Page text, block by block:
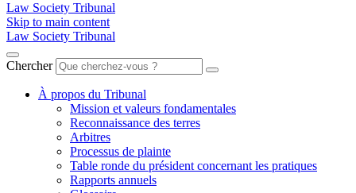
Law Society Tribunal
Skip to main content
Law Society Tribunal
Chercher
À propos du Tribunal
Mission et valeurs fondamentales
Reconnaissance des terres
Arbitres
Processus de plainte
Table ronde du président concernant les pratiques
Rapports annuels